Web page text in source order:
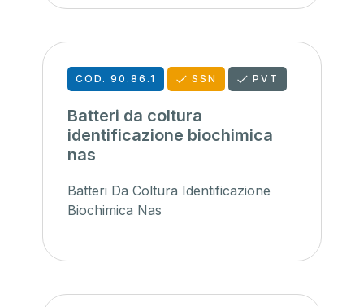
COD. 90.86.1 SSN PVT
Batteri da coltura
identificazione biochimica
nas
Batteri Da Coltura Identificazione
Biochimica Nas